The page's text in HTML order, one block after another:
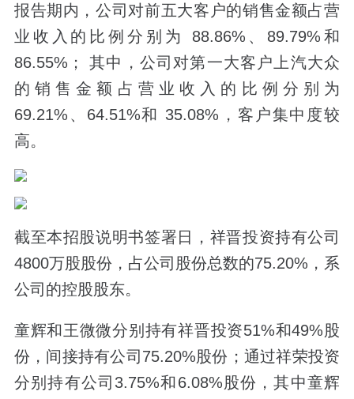
报告期内，公司对前五大客户的销售金额占营
业收入的比例分别为 88.86%、89.79%和
86.55%； 其中，公司对第一大客户上汽大众
的销售金额占营业收入的比例分别为
69.21%、64.51%和 35.08%，客户集中度较
高。
截至本招股说明书签署日，祥晋投资持有公司
4800万股股份，占公司股份总数的75.20%，系
公司的控股股东。
童辉和王微微分别持有祥晋投资51%和49%股
份，间接持有公司75.20%股份；通过祥荣投资
分别持有公司3.75%和6.08%股份，其中童辉